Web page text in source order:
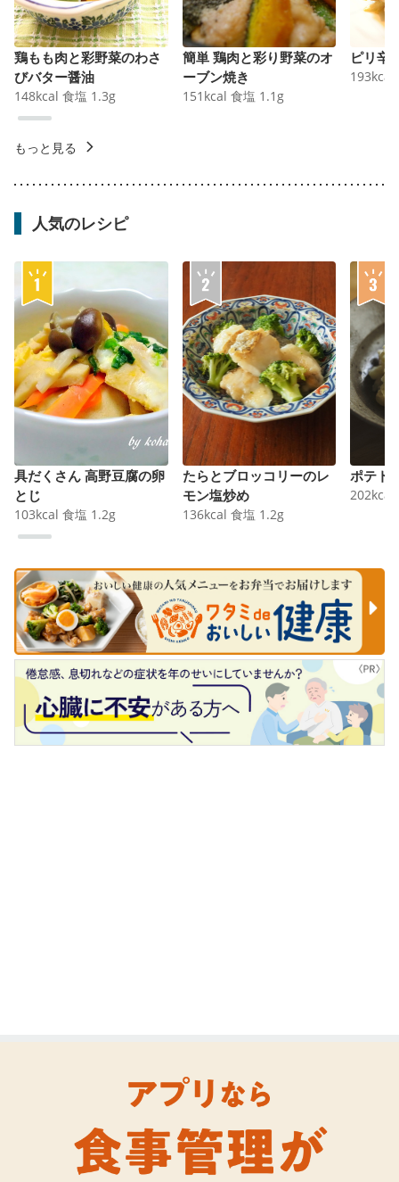
鶏もも肉と彩野菜のわさ
びバター醤油
148kcal 食塩 1.3g
簡単 鶏肉と彩り野菜のオ
ーブン焼き
151 kcal 食塩 1.1 g
ピリ辛
193kcal
もっと見る
人気のレシピ
具だくさん 高野豆腐の卵
とじ
103kcal 食塩 1.2g
たらとブロッコリーのレ
モン塩炒め
136kcal 食塩 1.2g
ポテト
202kcal